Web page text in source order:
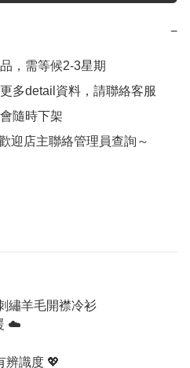
−
，需等候2-3星期
多detail資料，請聯絡客服
隨時下架
繡羊毛開襟冷衫
☁️
辨識度 💖